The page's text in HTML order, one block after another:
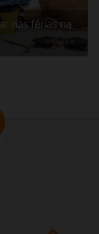
nas férias na